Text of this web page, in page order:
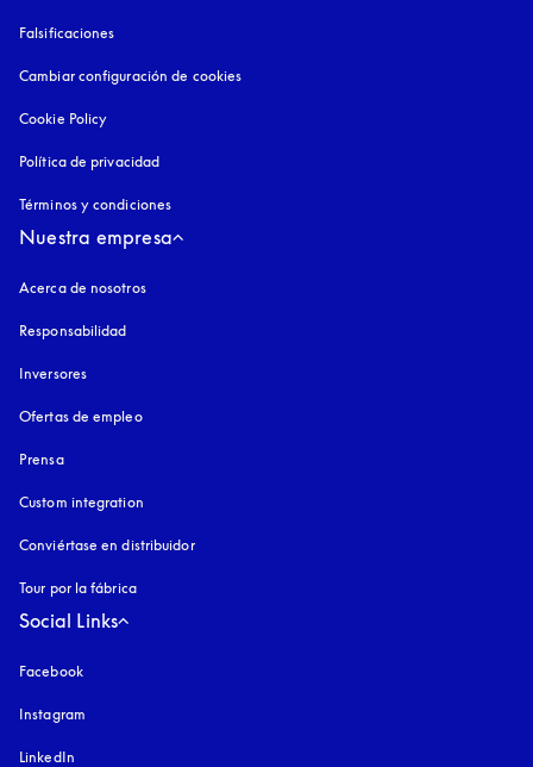
Falsificaciones
Cambiar configuración de cookies
Cookie Policy
Política de privacidad
Términos y condiciones
Nuestra empresa
Acerca de nosotros
Responsabilidad
Inversores
Ofertas de empleo
Prensa
Custom integration
Conviértase en distribuidor
Tour por la fábrica
Social Links
Facebook
Instagram
LinkedIn